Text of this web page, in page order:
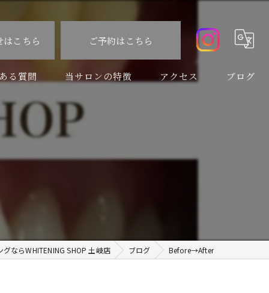
はこちら ご予約はこちら
る質問 当サロンの特徴
食事制限なし
アクセス ブログ
ならWHITENING SHOP 土岐店 ブログ Before→After